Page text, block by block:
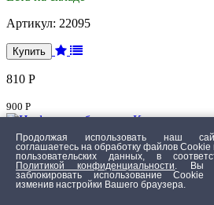
Артикул: 22095
810 Р
900 Р
Кольцо переходное Falcon Eyes
софтбоксов
Переходное кольцо диаметром 145 мм
Продолжая использовать наш
соглашаетесь на обработку файлов Сookie
пользовательских данных, в
Политикой конфиденциальности
. Вы
заблокировать использование Cookie
изменив настройки Вашего браузера.